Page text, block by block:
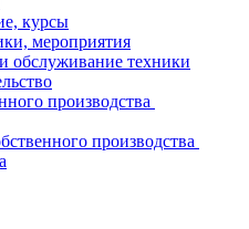
курсы
мероприятия
обслуживание техники
производства
производства